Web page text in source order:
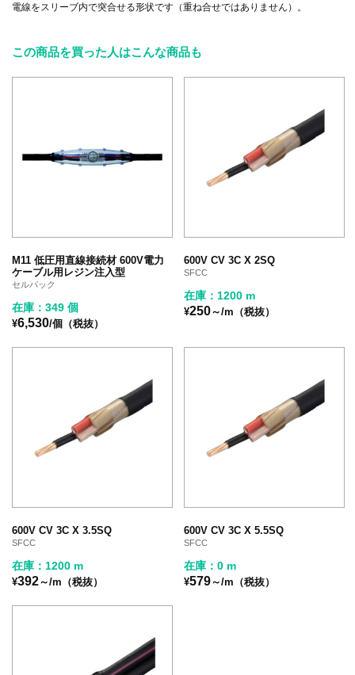
電線をスリーブ内で突合せる形状です（重ね合せではありません）。
この商品を買った人はこんな商品も
M11 低圧用直線接続材 600V電力
ケーブル用レジン注入型
セルパック
在庫：349 個
¥6,530/個（税抜）
600V CV 3C X 2SQ
SFCC
在庫：1200 m
¥250～/m（税抜）
600V CV 3C X 3.5SQ
SFCC
在庫：1200 m
¥392～/m（税抜）
600V CV 3C X 5.5SQ
SFCC
在庫：0 m
¥579～/m（税抜）